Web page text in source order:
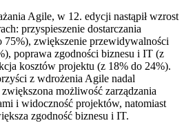
Agile, w 12. edycji nastąpił wzrost
przyspieszenie dostarczania
75%), zwiększenie przewidywalności
poprawa zgodności biznesu i IT (z
kosztów projektu (z 18% do 24%).
z wdrożenia Agile nadal
możliwość zarządzania
i widoczność projektów, natomiast
zgodność biznesu i IT.